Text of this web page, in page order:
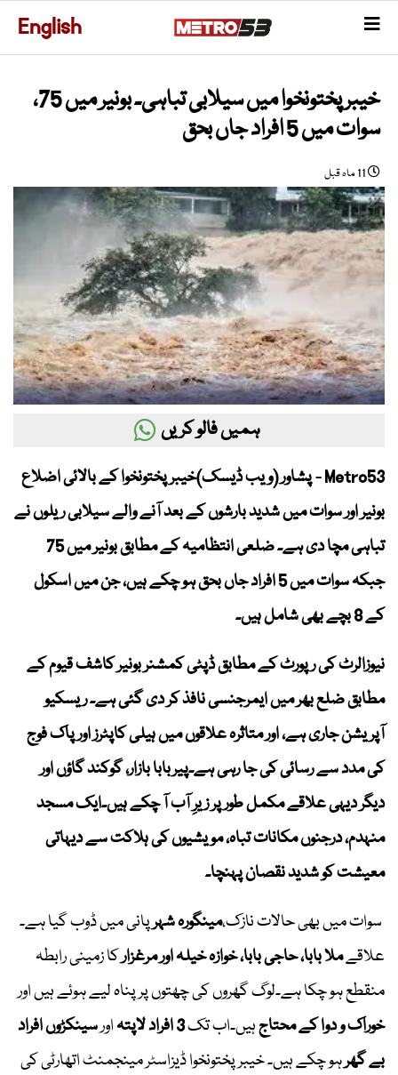
English
خیبر پختونخوا میں سیلابی تباہی۔ بونیر میں 75،
سوات میں 5 افراد جاں بحق
11 ماہ قبل
ہمیں فالو کریں
Metro53 - پشاور (ویب ڈیسک)خیبر پختونخوا کے بالائی اضلاع
بونیر اور سوات میں شدید بارشوں کے بعد آنے والے سیلابی ریلوں نے
تباہی مچا دی ہے۔ ضلعی انتظامیہ کے مطابق بونیر میں 75
جبکہ سوات میں 5 افراد جاں بحق ہو چکے ہیں، جن میں اسکول
کے 8 بچے بھی شامل ہیں۔
نیوزالرٹ کی رپورٹ کے مطابق ڈپٹی کمشنر بونیرکاشف قیومکے
مطابق ضلع بھر میںایمرجنسی نافذکر دی گئی ہے۔ ریسکیو
آپریشن جاری ہے، اور متاثرہ علاقوں میںہیلی کاپٹرز اور پاک فوج
کی مدد سے رسائی کی جا رہی ہے۔پیربابا بازار، گوکند گاؤںاور
دیگر دیہی علاقے مکمل طور پر زیرِ آب آ چکے ہیں۔ایک مسجد
منہدم، درجنوں مکانات تباہ،مویشیوں کی ہلاکتسے دیہاتی
معیشت کو شدید نقصان پہنچا۔
سوات میں بھی حالات نازک،مینگورہ شہرپانی میں ڈوب گیا ہے۔
علاقےملا بابا، حاجی بابا، خوازہ خیلہ اور مرغزارکا زمینی رابطہ
منقطع ہو چکا ہے۔لوگ گھروں کی چھتوں پر پناہ لیے ہوئے ہیں اور
خوراک و دوا کے محتاجہیں۔اب تک3افراد لاپتہاورسینکڑوں افراد
بے گھرہو چکے ہیں۔ خیبرپختونخوا ڈیزاسٹر مینجمنٹ اتھارٹی کی